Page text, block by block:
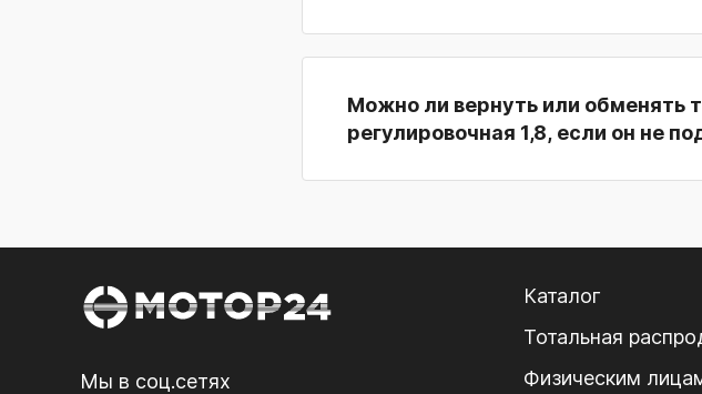
Можно ли вернуть или обменять
регулировочная 1,8, если он не
Мы в соц.сетях
Каталог
Тотальная
Физическим